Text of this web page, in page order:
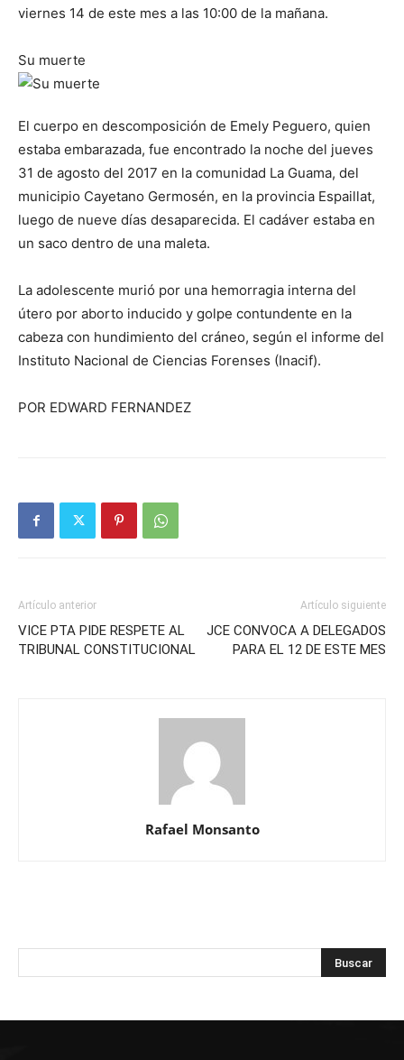
viernes 14 de este mes a las 10:00 de la mañana.
Su muerte
El cuerpo en descomposición de Emely Peguero, quien
estaba embarazada, fue encontrado la noche del jueves
31 de agosto del 2017 en la comunidad La Guama, del
municipio Cayetano Germosén, en la provincia Espaillat,
luego de nueve días desaparecida. El cadáver estaba en
un saco dentro de una maleta.
La adolescente murió por una hemorragia interna del
útero por aborto inducido y golpe contundente en la
cabeza con hundimiento del cráneo, según el informe del
Instituto Nacional de Ciencias Forenses (Inacif).
POR EDWARD FERNANDEZ
Artículo anterior
VICE PTA PIDE RESPETE AL
TRIBUNAL CONSTITUCIONAL
Artículo siguiente
JCE CONVOCA A DELEGADOS
PARA EL 12 DE ESTE MES
Rafael Monsanto